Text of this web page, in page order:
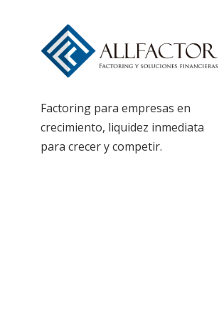
Factoring para empresas en
crecimiento, liquidez inmediata
para crecer y competir.